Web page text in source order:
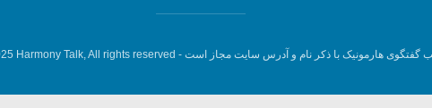
گفتگوی هارمونیک با ذکر نام و آدرس سایت مجاز است - Harmony Talk, All rights reserved.